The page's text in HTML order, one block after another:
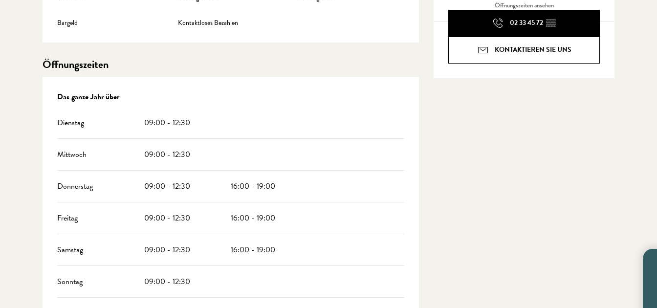
Öffnungszeiten ansehen
02 33 45 72 ▒▒
KONTAKTIEREN SIE UNS
Bargeld Kontaktloses Bezahlen
Öffnungszeiten
Das ganze Jahr über
Das ganze Jahr über
Dienstag 09:00 - 12:30
Mittwoch 09:00 - 12:30
Donnerstag 09:00 - 12:30 16:00 - 19:00
Freitag 09:00 - 12:30 16:00 - 19:00
Samstag 09:00 - 12:30 16:00 - 19:00
Sonntag 09:00 - 12:30